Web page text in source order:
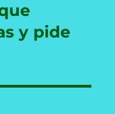
y pide